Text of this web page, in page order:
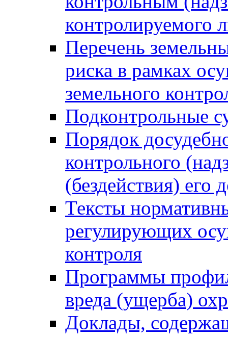
контролируемого
Перечень
риска в рамках
земельного
Подконтрольные
Порядок
контрольного
(бездействия)
Тексты
регулирующих
контроля
Программы
вреда (ущерба)
Доклады,